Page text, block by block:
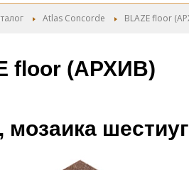
Atlas Concorde BLAZE floor
floor (АРХИВ)
мозаика